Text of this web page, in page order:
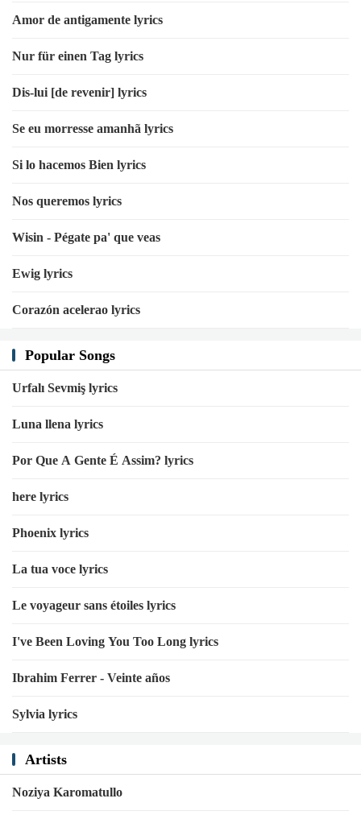
Amor de antigamente lyrics
Nur für einen Tag lyrics
Dis-lui [de revenir] lyrics
Se eu morresse amanhã lyrics
Si lo hacemos Bien lyrics
Nos queremos lyrics
Wisin - Pégate pa' que veas
Ewig lyrics
Corazón acelerao lyrics
Popular Songs
Urfalı Sevmiş lyrics
Luna llena lyrics
Por Que A Gente É Assim? lyrics
here lyrics
Phoenix lyrics
La tua voce lyrics
Le voyageur sans étoiles lyrics
I've Been Loving You Too Long lyrics
Ibrahim Ferrer - Veinte años
Sylvia lyrics
Artists
Noziya Karomatullo